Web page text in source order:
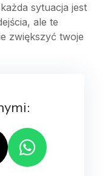
sytuacja jest
ale te
zwiększyć twoje